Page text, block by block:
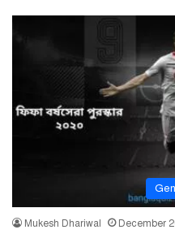
Mukesh Dhariwal December